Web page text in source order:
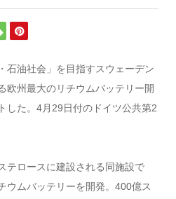
石油社会」を目指すスウェーデン
欧州最大のリチウムバッテリー開
した。4月29日付のドイツ公共第2
テロースに建設される同施設で
ウムバッテリーを開発。400億ス